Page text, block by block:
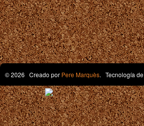
© 2026 Creado por Pere Marquès. Tecnología de